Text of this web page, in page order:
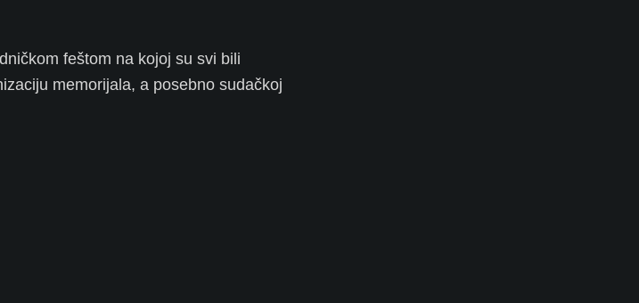
feštom na kojoj su svi bili
memorijala, a posebno sudačkoj